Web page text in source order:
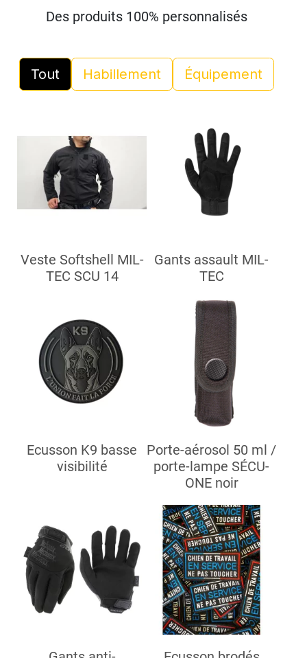
Des produits 100% personnalisés
Tout Habillement Équipement
Veste Softshell MIL-
TEC SCU 14
Gants assault MIL-
TEC
Ecusson K9 basse
visibilité
Porte-aérosol 50 ml /
porte-lampe SÉCU-
ONE noir